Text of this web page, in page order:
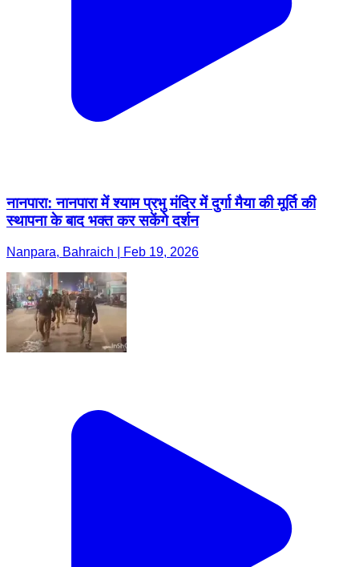
नानपारा: नानपारा में श्याम प्रभु मंदिर में दुर्गा मैया की मूर्ति की
स्थापना के बाद भक्त कर सकेंगे दर्शन
Nanpara, Bahraich | Feb 19, 2026